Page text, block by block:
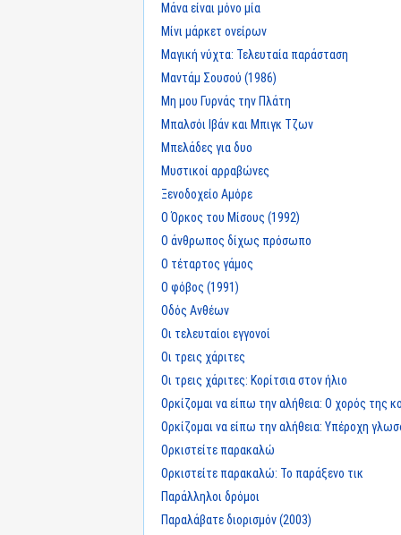
Μάνα είναι μόνο μία
Μίνι μάρκετ ονείρων
Μαγική νύχτα: Τελευταία παράσταση
Μαντάμ Σουσού (1986)
Μη μου Γυρνάς την Πλάτη
Μπαλσόι Ιβάν και Μπιγκ Τζων
Μπελάδες για δυο
Μυστικοί αρραβώνες
Ξενοδοχείο Αμόρε
Ο Όρκος του Μίσους (1992)
Ο άνθρωπος δίχως πρόσωπο
Ο τέταρτος γάμος
Ο φόβος (1991)
Οδός Ανθέων
Οι τελευταίοι εγγονοί
Οι τρεις χάριτες
Οι τρεις χάριτες: Κορίτσια στον ήλιο
Ορκίζομαι να είπω την αλήθεια: Ο χορός της
Ορκίζομαι να είπω την αλήθεια: Υπέροχη
Ορκιστείτε παρακαλώ
Ορκιστείτε παρακαλώ: Το παράξενο τικ
Παράλληλοι δρόμοι
Παραλάβατε διορισμόν (2003)